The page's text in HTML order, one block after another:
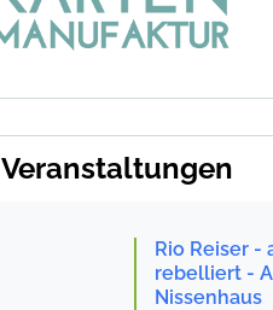
Veranstaltungen
Rio Reiser -
rebelliert -
Nissenhaus